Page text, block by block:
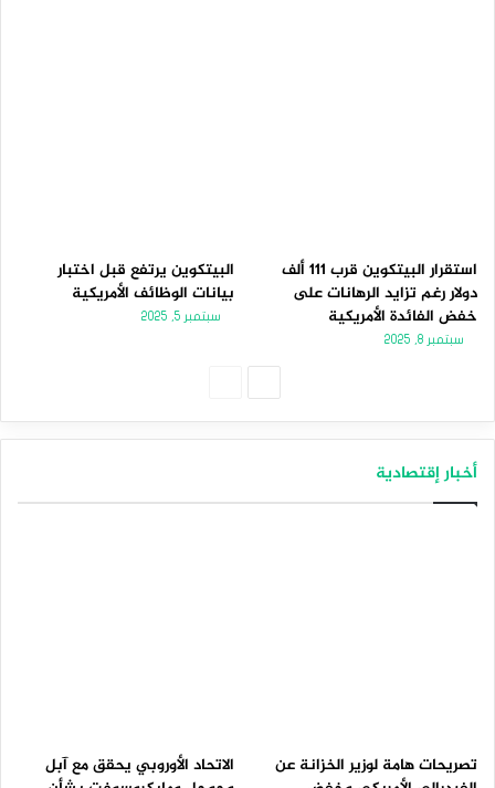
استقرار البيتكوين قرب 111 ألف
دولار رغم تزايد الرهانات على
خفض الفائدة الأمريكية
سبتمبر 8, 2025
البيتكوين يرتفع قبل اختبار
بيانات الوظائف الأمريكية
سبتمبر 5, 2025
أخبار إقتصادية
تصريحات هامة لوزير الخزانة عن
الاتحاد الأوروبي يحقق مع آبل